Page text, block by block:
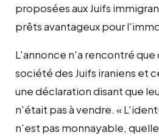
proposées aux Juifs
prêts avantageux pour
L'annonce n'a rencontré que
société des Juifs iraniens et
une déclaration disant que
n'était pas à vendre. «
n'est pas monnayable,